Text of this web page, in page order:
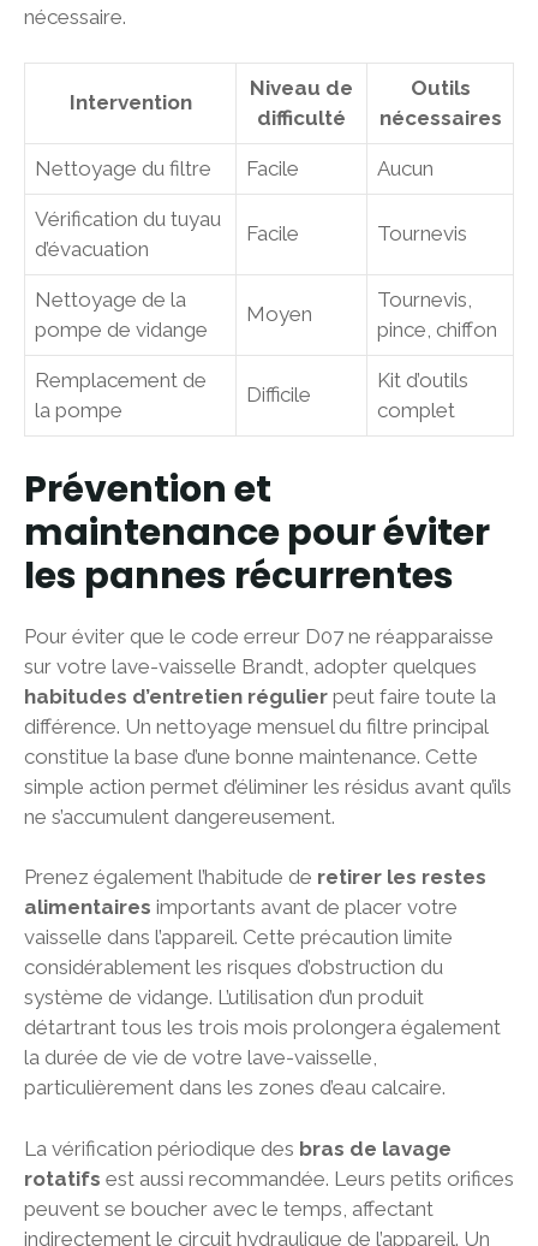
nécessaire.
Intervention
Niveau de
difficulté
Outils
nécessaires
Nettoyage du filtre Facile Aucun
Vérification du tuyau
d’évacuation
Facile Tournevis
Nettoyage de la
pompe de vidange
Moyen
Tournevis,
pince, chiffon
Remplacement de
la pompe
Difficile
Kit d’outils
complet
Prévention et
maintenance pour éviter
les pannes récurrentes
Pour éviter que le code erreur D07 ne réapparaisse
sur votre lave-vaisselle Brandt, adopter quelques
habitudes d’entretien régulier peut faire toute la
différence. Un nettoyage mensuel du filtre principal
constitue la base d’une bonne maintenance. Cette
simple action permet d’éliminer les résidus avant qu’ils
ne s’accumulent dangereusement.
Prenez également l’habitude de retirer les restes
alimentaires importants avant de placer votre
vaisselle dans l’appareil. Cette précaution limite
considérablement les risques d’obstruction du
système de vidange. L’utilisation d’un produit
détartrant tous les trois mois prolongera également
la durée de vie de votre lave-vaisselle,
particulièrement dans les zones d’eau calcaire.
La vérification périodique des bras de lavage
rotatifs est aussi recommandée. Leurs petits orifices
peuvent se boucher avec le temps, affectant
indirectement le circuit hydraulique de l’appareil. Un